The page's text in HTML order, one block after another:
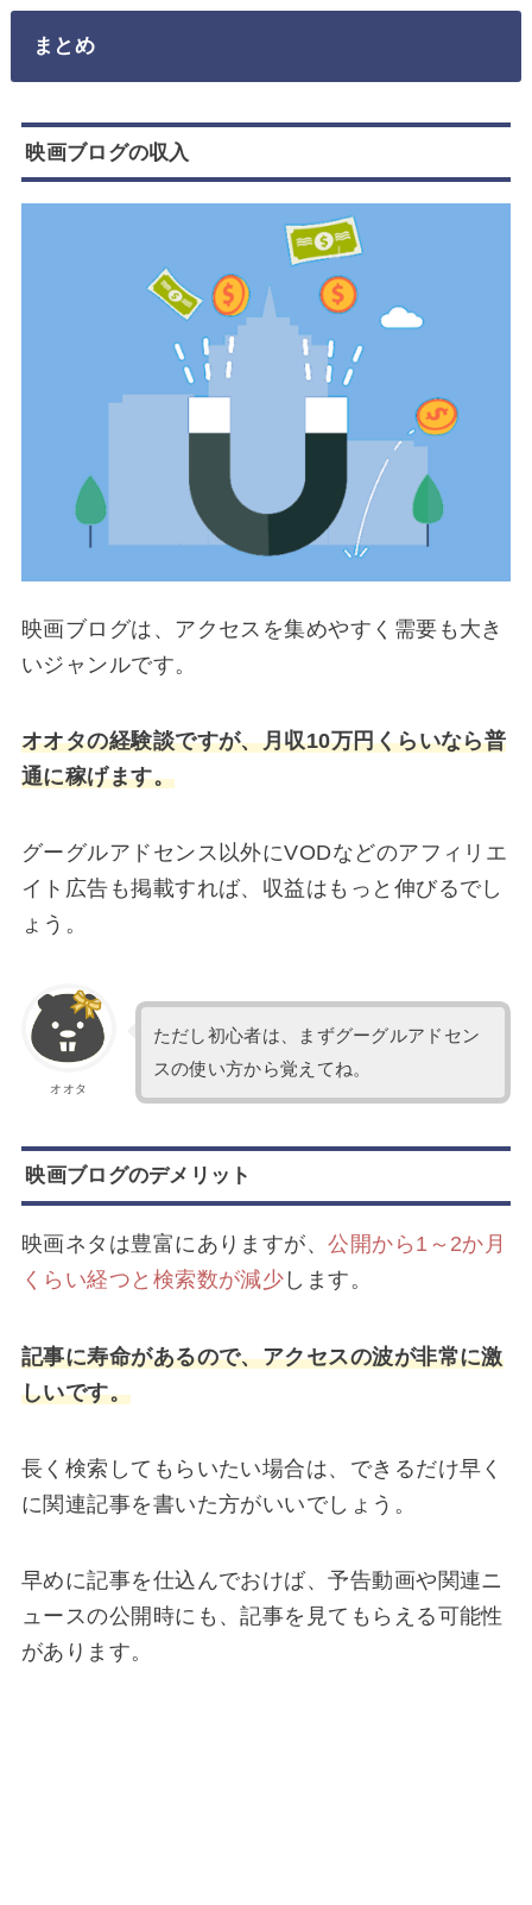
まとめ
映画ブログの収入
映画ブログは、アクセスを集めやすく需要も大き
いジャンルです。
オオタの経験談ですが、月収10万円くらいなら普
通に稼げます。
グーグルアドセンス以外にVODなどのアフィリエ
イト広告も掲載すれば、収益はもっと伸びるでし
ょう。
オオタ
ただし初心者は、まずグーグルアドセン
スの使い方から覚えてね。
映画ブログのデメリット
映画ネタは豊富にありますが、公開から1～2か月
くらい経つと検索数が減少 します。
記事に寿命があるので、アクセスの波が非常に激
しいです。
長く検索してもらいたい場合は、できるだけ早く
に関連記事を書いた方がいいでしょう。
早めに記事を仕込んでおけば、予告動画や関連ニ
ュースの公開時にも、記事を見てもらえる可能性
があります。